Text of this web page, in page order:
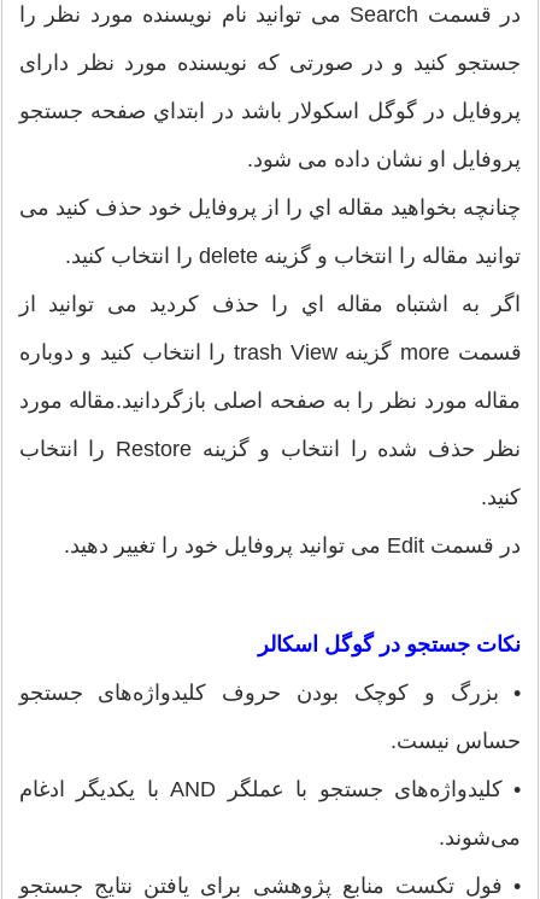
در قسمت Search می توانید نام نویسنده مورد نظر را
جستجو کنید و در صورتی که نویسنده مورد نظر دارای
پروفایل در گوگل اسکولار باشد در ابتداي صفحه جستجو
پروفایل او نشان داده می شود.
چنانچه بخواهید مقاله اي را از پروفایل خود حذف کنید می
توانید مقاله را انتخاب و گزینه delete را انتخاب کنید.
اگر به اشتباه مقاله اي را حذف کردید می توانید از
قسمت more گزینه trash View را انتخاب کنید و دوباره
مقاله مورد نظر را به صفحه اصلی بازگردانید.مقاله مورد
نظر حذف شده را انتخاب و گزینه Restore را انتخاب
کنید.
در قسمت Edit می توانید پروفایل خود را تغییر دهید.
نکات جستجو در گوگل اسکالر
• بزرگ و کوچک بودن حروف کلیدواژه‌های جستجو
حساس نیست.
• کلیدواژه‌های جستجو با عملگر AND با یکدیگر ادغام
می‌شوند.
• فول تکست منابع پژوهشی برای یافتن نتایج جستجو